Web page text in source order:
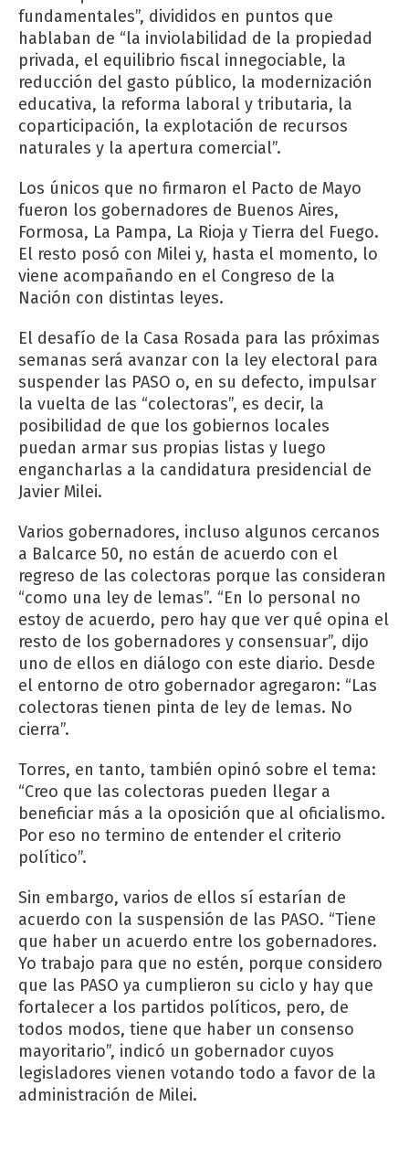
fundamentales”, divididos en puntos que
hablaban de “la inviolabilidad de la propiedad
privada, el equilibrio fiscal innegociable, la
reducción del gasto público, la modernización
educativa, la reforma laboral y tributaria, la
coparticipación, la explotación de recursos
naturales y la apertura comercial”.
Los únicos que no firmaron el Pacto de Mayo
fueron los gobernadores de Buenos Aires,
Formosa, La Pampa, La Rioja y Tierra del Fuego.
El resto posó con Milei y, hasta el momento, lo
viene acompañando en el Congreso de la
Nación con distintas leyes.
El desafío de la Casa Rosada para las próximas
semanas será avanzar con la ley electoral para
suspender las PASO o, en su defecto, impulsar
la vuelta de las “colectoras”, es decir, la
posibilidad de que los gobiernos locales
puedan armar sus propias listas y luego
engancharlas a la candidatura presidencial de
Javier Milei.
Varios gobernadores, incluso algunos cercanos
a Balcarce 50, no están de acuerdo con el
regreso de las colectoras porque las consideran
“como una ley de lemas”. “En lo personal no
estoy de acuerdo, pero hay que ver qué opina el
resto de los gobernadores y consensuar”, dijo
uno de ellos en diálogo con este diario. Desde
el entorno de otro gobernador agregaron: “Las
colectoras tienen pinta de ley de lemas. No
cierra”.
Torres, en tanto, también opinó sobre el tema:
“Creo que las colectoras pueden llegar a
beneficiar más a la oposición que al oficialismo.
Por eso no termino de entender el criterio
político”.
Sin embargo, varios de ellos sí estarían de
acuerdo con la suspensión de las PASO. “Tiene
que haber un acuerdo entre los gobernadores.
Yo trabajo para que no estén, porque considero
que las PASO ya cumplieron su ciclo y hay que
fortalecer a los partidos políticos, pero, de
todos modos, tiene que haber un consenso
mayoritario”, indicó un gobernador cuyos
legisladores vienen votando todo a favor de la
administración de Milei.